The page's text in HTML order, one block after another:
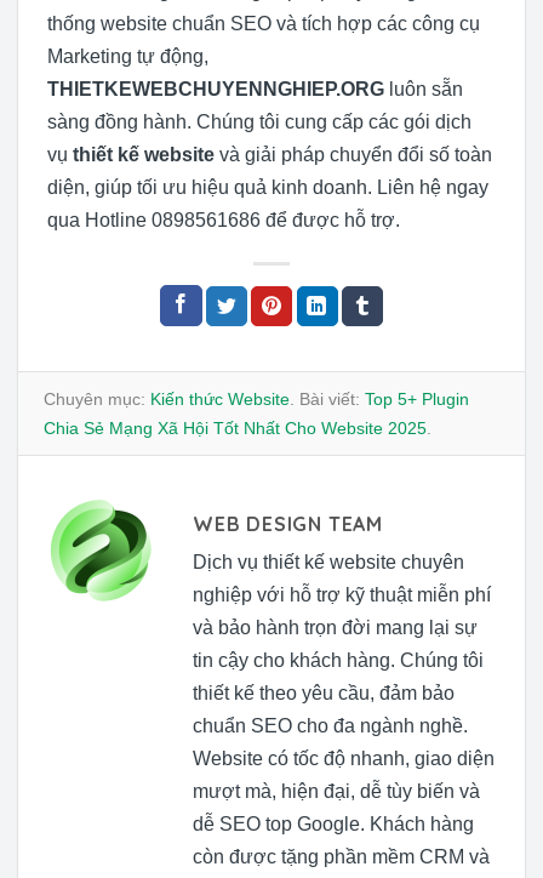
thống website chuẩn SEO và tích hợp các công cụ
Marketing tự động,
THIETKEWEBCHUYENNGHIEP.ORG luôn sẵn
sàng đồng hành. Chúng tôi cung cấp các gói dịch
vụ thiết kế website và giải pháp chuyển đổi số toàn
diện, giúp tối ưu hiệu quả kinh doanh. Liên hệ ngay
qua Hotline 0898561686 để được hỗ trợ.
Chuyên mục: Kiến thức Website. Bài viết: Top 5+ Plugin
Chia Sẻ Mạng Xã Hội Tốt Nhất Cho Website 2025.
WEB DESIGN TEAM
Dịch vụ thiết kế website chuyên
nghiệp với hỗ trợ kỹ thuật miễn phí
và bảo hành trọn đời mang lại sự
tin cậy cho khách hàng. Chúng tôi
thiết kế theo yêu cầu, đảm bảo
chuẩn SEO cho đa ngành nghề.
Website có tốc độ nhanh, giao diện
mượt mà, hiện đại, dễ tùy biến và
dễ SEO top Google. Khách hàng
còn được tặng phần mềm CRM và